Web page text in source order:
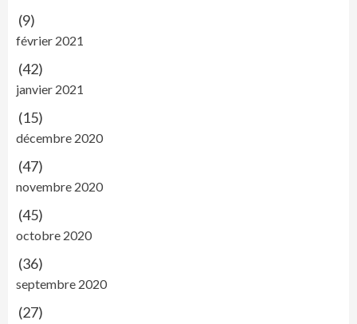
(9)
février 2021
(42)
janvier 2021
(15)
décembre 2020
(47)
novembre 2020
(45)
octobre 2020
(36)
septembre 2020
(27)